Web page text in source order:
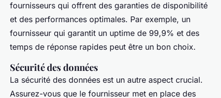
fournisseurs qui offrent des garanties de disponibilité
et des performances optimales. Par exemple, un
fournisseur qui garantit un uptime de 99,9% et des
temps de réponse rapides peut être un bon choix.
Sécurité des données
La sécurité des données est un autre aspect crucial.
Assurez-vous que le fournisseur met en place des